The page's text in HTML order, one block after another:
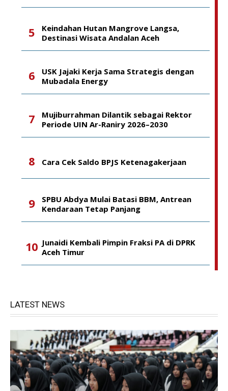
Keindahan Hutan Mangrove Langsa,
Destinasi Wisata Andalan Aceh
USK Jajaki Kerja Sama Strategis dengan
Mubadala Energy
Mujiburrahman Dilantik sebagai Rektor
Periode UIN Ar-Raniry 2026–2030
Cara Cek Saldo BPJS Ketenagakerjaan
SPBU Abdya Mulai Batasi BBM, Antrean
Kendaraan Tetap Panjang
Junaidi Kembali Pimpin Fraksi PA di DPRK
Aceh Timur
LATEST NEWS